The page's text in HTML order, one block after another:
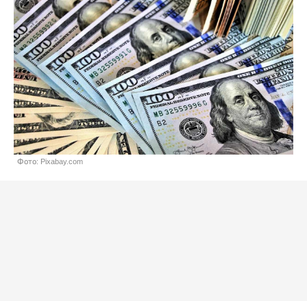
Фото: Pixabay.com